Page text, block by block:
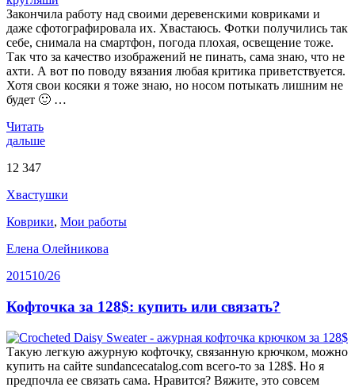
Закончила работу над своими деревенскими ковриками и
даже сфотографировала их. Хвастаюсь. Фотки получились так
себе, снимала на смартфон, погода плохая, освещение тоже.
Так что за качество изображений не пинать, сама знаю, что не
ахти. А вот по поводу вязания любая критика приветствуется.
Хотя свои косяки я тоже знаю, но носом потыкать лишним не
будет 🙂 …
Читать
дальше
12 347
Хвастушки
Коврики, Мои работы
Елена Олейникова
201510/26
Кофточка за 128$: купить или связать?
Такую легкую ажурную кофточку, связанную крючком, можно
купить на сайте sundancecatalog.com всего-то за 128$. Но я
предпочла ее связать сама. Нравится? Вяжите, это совсем